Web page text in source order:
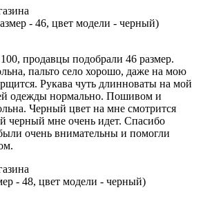
- 46, цвет модели - черный)
продавцы подобрали 46 размер.
пальто село хорошо, даже на мою
Рукава чуть длинноваты на мой
одежды нормально. Пошивом и
Черный цвет на мне смотрится
черный мне очень идет. Спасибо
очень внимательны и помогли
- 48, цвет модели - черный)